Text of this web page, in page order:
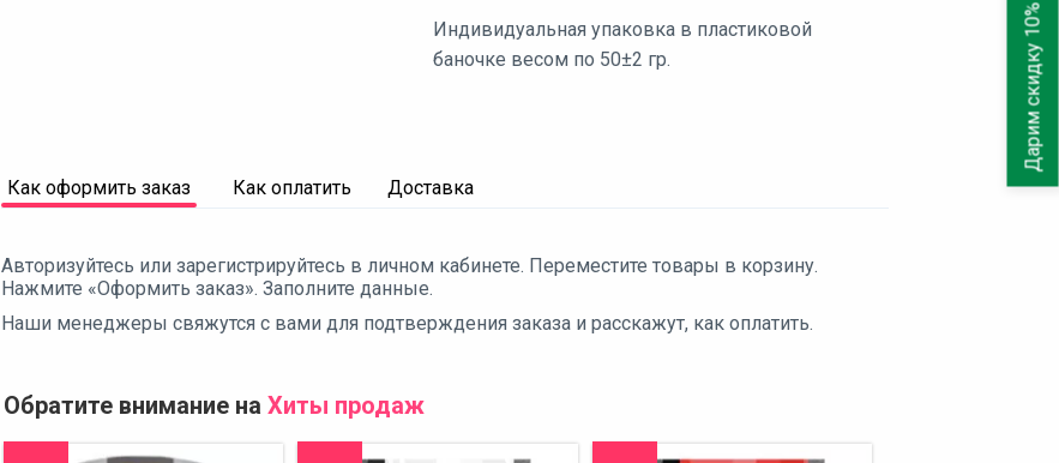
Индивидуальная упаковка в пластиковой
баночке весом по 50±2 гр.
Как оформить заказ Как оплатить Доставка
Авторизуйтесь или зарегистрируйтесь в личном кабинете. Переместите товары в корзину.
Нажмите «Оформить заказ». Заполните данные.
Наши менеджеры свяжутся с вами для подтверждения заказа и расскажут, как оплатить.
Обратите внимание на Хиты продаж
Дарим скидку 10%